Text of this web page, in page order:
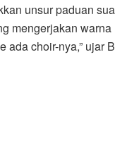
unsur paduan
mengerjakan
ada choir-nya,” ujar